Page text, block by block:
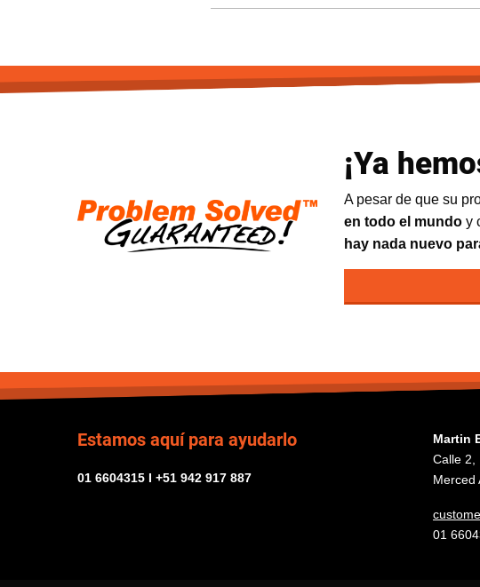
¡Ya
A pesar de que su
en todo el mundo y
hay nada nuevo
Estamos aquí para ayudarlo
01 6604315 I +51 942 917 887
Martin
Calle 2,
Merced
01